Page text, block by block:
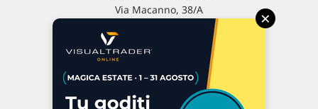
Via Macanno, 38/A
P.IVA 02 452 460 401
Chi siamo
Commenti e segnalazioni
×